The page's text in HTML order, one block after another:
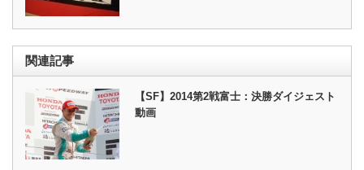
関連記事
【SF】2014第2戦富士：決勝ダイジェスト
動画